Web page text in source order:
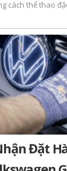
cách thể thao
Đặt